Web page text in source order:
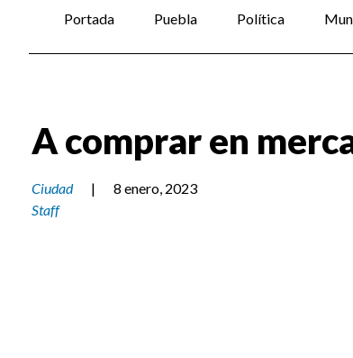
Portada Puebla Política
A comprar en
Ciudad |
8 enero, 2023
Staff